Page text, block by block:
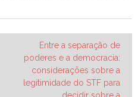
Entre a separação de
poderes e a democracia:
considerações sobre a
legitimidade do STF para